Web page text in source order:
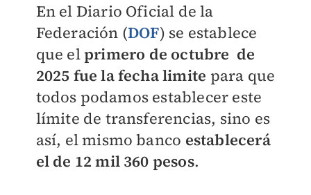
En el Diario Oficial de la
Federación (DOF) se establece
que elprimero de octubre de
2025 fue la fecha limite para que
todos podamos establecer este
límite de transferencias, sino es
así, el mismo banco establecerá
el de 12 mil 360 pesos.